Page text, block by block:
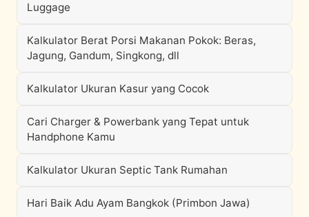
Luggage
Kalkulator Berat Porsi Makanan Pokok: Beras,
Jagung, Gandum, Singkong, dll
Kalkulator Ukuran Kasur yang Cocok
Cari Charger & Powerbank yang Tepat untuk
Handphone Kamu
Kalkulator Ukuran Septic Tank Rumahan
Hari Baik Adu Ayam Bangkok (Primbon Jawa)